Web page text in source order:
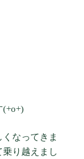
(+o+)
なってきま
り越えまし